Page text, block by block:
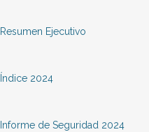
Resumen Ejecutivo
Índice 2024
Informe de Seguridad 2024